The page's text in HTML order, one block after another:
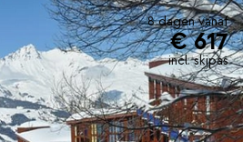
8 dagen vanaf
€ 617
incl. skipas